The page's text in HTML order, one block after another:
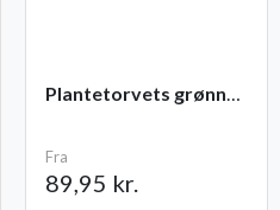
Plantetorvets grønne vandingspose 75 liter
Fra
89,95 kr.